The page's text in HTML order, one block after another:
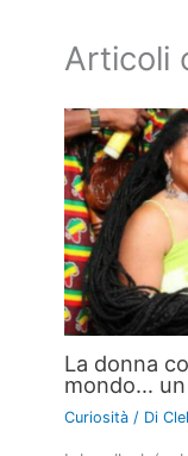
Articoli
La donna
mondo…
Curiosità / Di